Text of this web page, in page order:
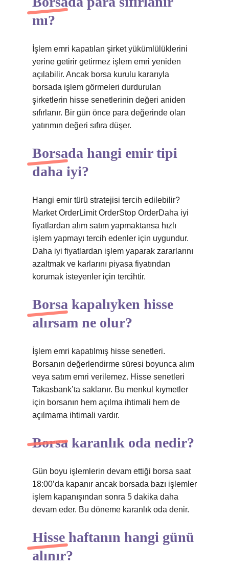
mı?
İşlem emri kapatılan şirket yükümlülüklerini
yerine getirir getirmez işlem emri yeniden
açılabilir. Ancak borsa kurulu kararıyla
borsada işlem görmeleri durdurulan
şirketlerin hisse senetlerinin değeri aniden
sıfırlanır. Bir gün önce para değerinde olan
yatırımın değeri sıfıra düşer.
Borsada hangi emir tipi
daha iyi?
Hangi emir türü stratejisi tercih edilebilir?
Market OrderLimit OrderStop OrderDaha iyi
fiyatlardan alım satım yapmaktansa hızlı
işlem yapmayı tercih edenler için uygundur.
Daha iyi fiyatlardan işlem yaparak zararlarını
azaltmak ve karlarını piyasa fiyatından
korumak isteyenler için tercihtir.
Borsa kapalıyken hisse
alırsam ne olur?
İşlem emri kapatılmış hisse senetleri.
Borsanın değerlendirme süresi boyunca alım
veya satım emri verilemez. Hisse senetleri
Takasbank’ta saklanır. Bu menkul kıymetler
için borsanın hem açılma ihtimali hem de
açılmama ihtimali vardır.
Borsa karanlık oda nedir?
Gün boyu işlemlerin devam ettiği borsa saat
18:00’da kapanır ancak borsada bazı işlemler
işlem kapanışından sonra 5 dakika daha
devam eder. Bu döneme karanlık oda denir.
Hisse haftanın hangi günü
alınır?